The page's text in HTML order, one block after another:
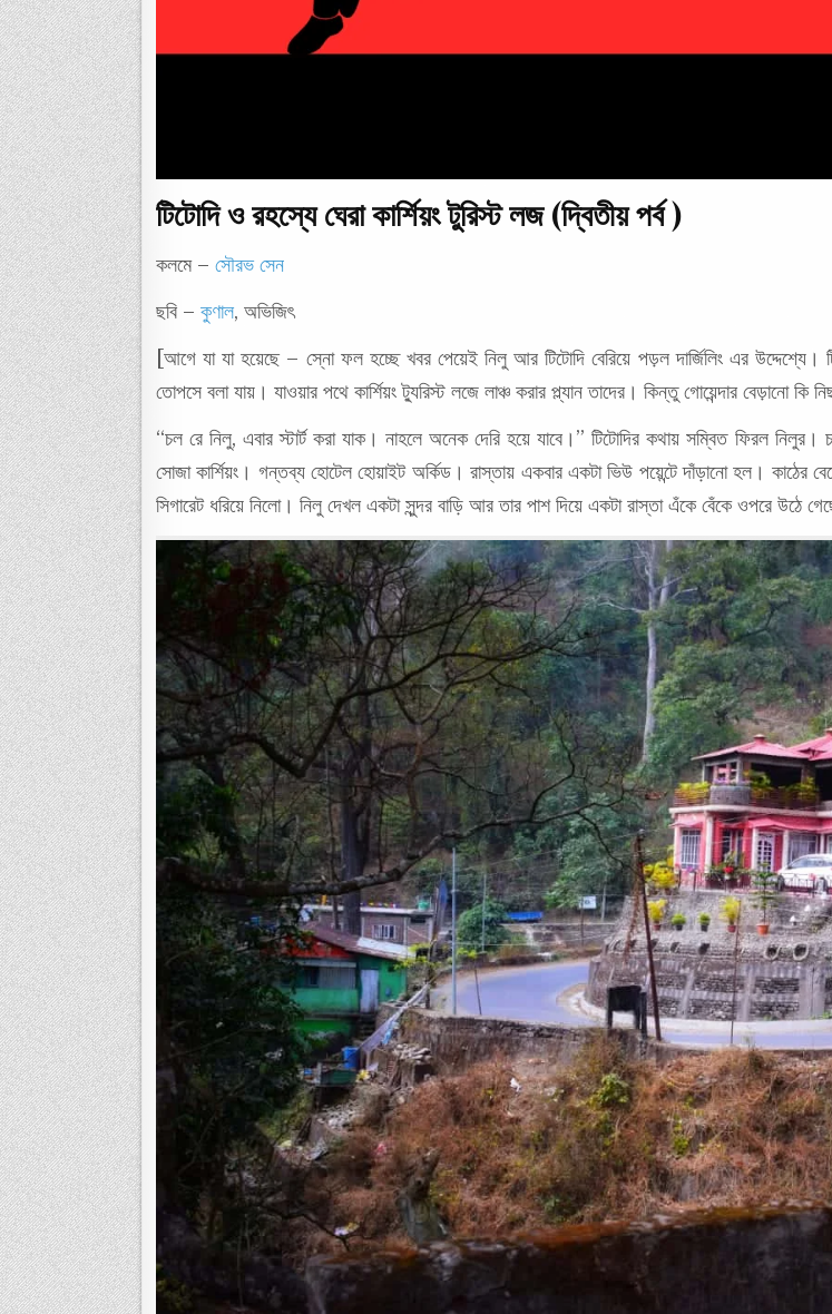
টিটোদি ও রহস্যে ঘেরা কার্শিয়ং টুরিস্ট লজ (দ্বিতীয় পর্ব )
কলমে – সৌরভ সেন
ছবি – কুণাল, অভিজিৎ
[আগে যা যা হয়েছে – স্নো ফল হচ্ছে খবর পেয়েই নিলু আর টিটোদি বেরিয়ে পড়ল দার্জিলিং এর উদ্দেশ্যে।
তোপসে বলা যায়। যাওয়ার পথে কার্শিয়ং ট্যুরিস্ট লজে লাঞ্চ করার প্ল্যান তাদের। কিন্তু গোয়েন্দার বেড়ানো
“চল রে নিলু, এবার স্টার্ট করা যাক। নাহলে অনেক দেরি হয়ে যাবে।” টিটোদির কথায় সম্বিত ফিরল
সোজা কার্শিয়ং। গন্তব্য হোটেল হোয়াইট অর্কিড। রাস্তায় একবার একটা ভিউ পয়েন্টে দাঁড়ানো হল। কাঠের
সিগারেট ধরিয়ে নিলো। নিলু দেখল একটা সুন্দর বাড়ি আর তার পাশ দিয়ে একটা রাস্তা এঁকে বেঁকে ওপরে উঠে